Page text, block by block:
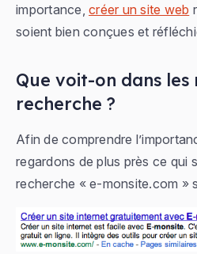
importance, créer un site web
soient bien conçues et
Que voit-on dans les
recherche ?
Afin de comprendre
regardons de plus près ce qui
recherche « e-monsite.com »